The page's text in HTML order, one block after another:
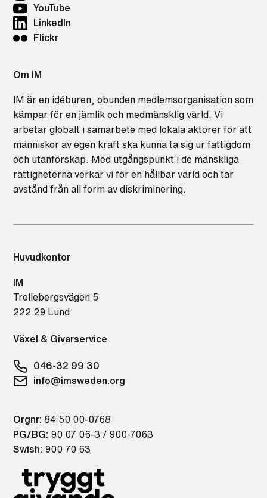
YouTube
LinkedIn
Flickr
Om IM
IM är en idéburen, obunden medlemsorganisation som
kämpar för en jämlik och medmänsklig värld. Vi
arbetar globalt i samarbete med lokala aktörer för att
människor av egen kraft ska kunna ta sig ur fattigdom
och utanförskap. Med utgångspunkt i de mänskliga
rättigheterna verkar vi för en hållbar värld och tar
avstånd från all form av diskriminering.
Huvudkontor
IM
Trollebergsvägen 5
222 29 Lund
Växel & Givarservice
046-32 99 30
info@imsweden.org
Orgnr: 84 50 00-0768
PG/BG: 90 07 06-3 / 900-7063
Swish: 900 70 63